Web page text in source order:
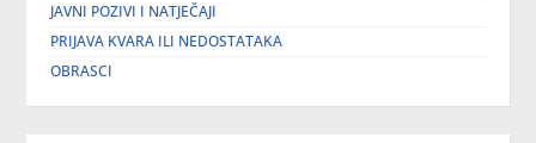
JAVNI POZIVI I NATJEČAJI
PRIJAVA KVARA ILI NEDOSTATAKA
OBRASCI